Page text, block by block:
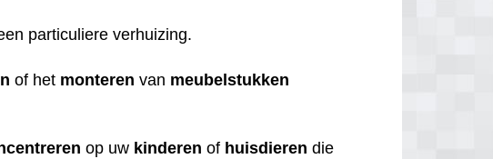
particuliere verhuizing.
of het monteren van meubelstukken
op uw kinderen of huisdieren die